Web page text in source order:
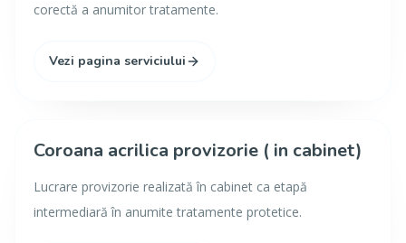
corectă a anumitor tratamente.
Vezi pagina serviciului
Coroana acrilica provizorie ( in cabinet)
Lucrare provizorie realizată în cabinet ca etapă
intermediară în anumite tratamente protetice.